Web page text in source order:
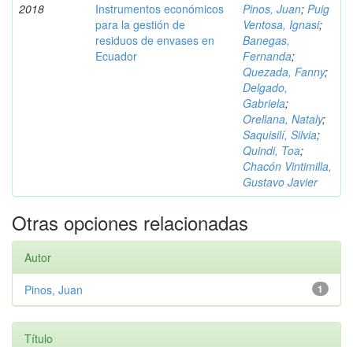
2018
Instrumentos económicos
para la gestión de
residuos de envases en
Ecuador
Pinos, Juan; Puig
Ventosa, Ignasi;
Banegas,
Fernanda;
Quezada, Fanny;
Delgado,
Gabriela;
Orellana, Nataly;
Saquisilí, Silvia;
Quindi, Toa;
Chacón Vintimilla,
Gustavo Javier
Otras opciones relacionadas
Autor
1
Pinos, Juan
Título